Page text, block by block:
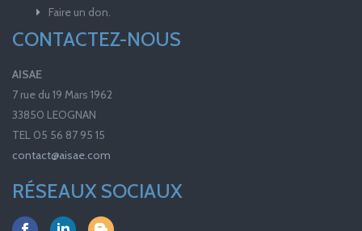
Faire un don.
CONTACTEZ-NOUS
AISAE
7 rue du 19 Mars 1962
33850 LEOGNAN
TEL 05 56 87 95 15
contact@aisae.com
RÉSEAUX SOCIAUX